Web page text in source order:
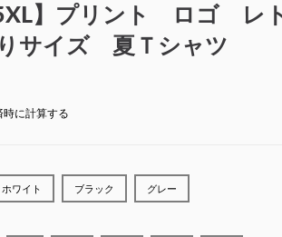
5XL】プリント ロゴ レ
サイズ 夏Ｔシャツ
時に計算する
ホワイト ブラック グレー